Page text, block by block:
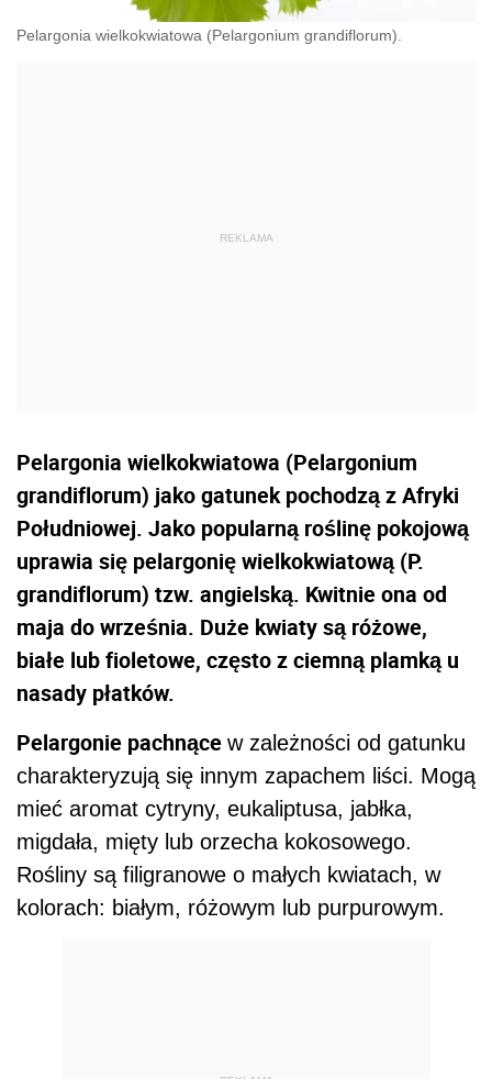
Pelargonia wielkokwiatowa (Pelargonium grandiflorum).
Pelargonia wielkokwiatowa (Pelargonium
grandiflorum) jako gatunek pochodzą z Afryki
Południowej. Jako popularną roślinę pokojową
uprawia się pelargonię wielkokwiatową (P.
grandiflorum) tzw. angielską. Kwitnie ona od
maja do września. Duże kwiaty są różowe,
białe lub fioletowe, często z ciemną plamką u
nasady płatków.
Pelargonie pachnące w zależności od gatunku
charakteryzują się innym zapachem liści. Mogą
mieć aromat cytryny, eukaliptusa, jabłka,
migdała, mięty lub orzecha kokosowego.
Rośliny są filigranowe o małych kwiatach, w
kolorach: białym, różowym lub purpurowym.